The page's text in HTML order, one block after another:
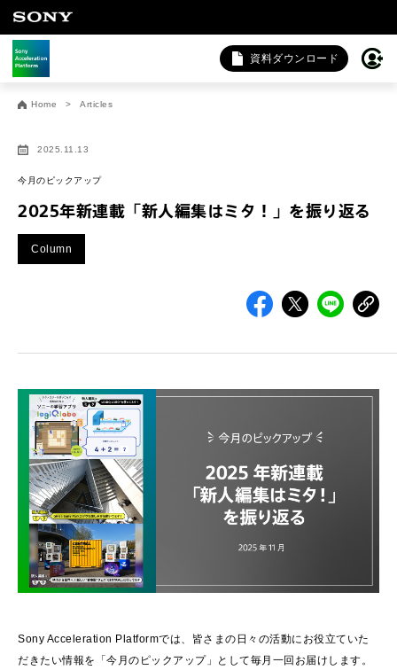
資料ダウンロード
Home Articles
2025.11.13
今月のピックアップ
2025年新連載「新人編集はミタ！」を振り返る
Column
Sony Acceleration Platformでは、皆さまの日々の活動にお役立ていた
だきたい情報を「今月のピックアップ」として毎月一回お届けします。
お問い合わせ
法人向けサービスに関するご相談・お問い合わせは以下のボタ
法人お問い合わせ